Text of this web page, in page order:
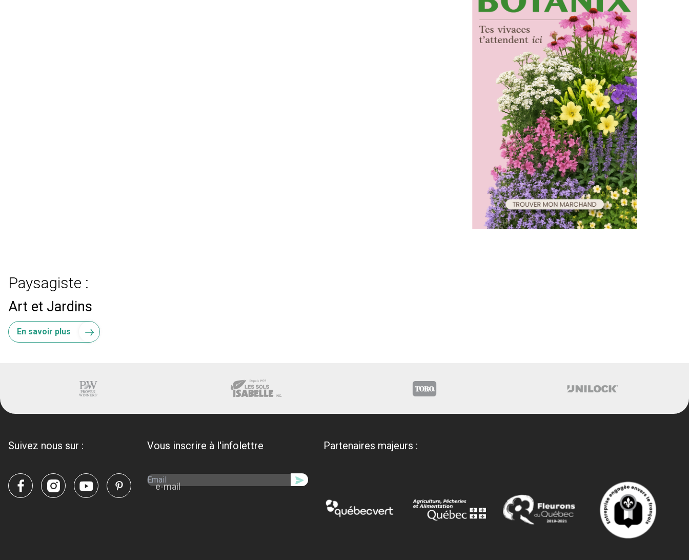
Paysagiste :
Art et Jardins
En savoir plus
Suivez nous sur : Vous inscrire à l'infolettre
e-mail
Partenaires majeurs :